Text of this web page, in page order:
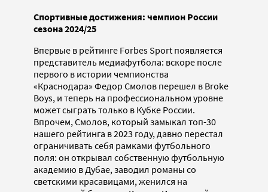
Спортивные достижения: чемпион России
сезона 2024/25
Впервые в рейтинге Forbes Sport появляется
представитель медиафутбола: вскоре после
первого в истории чемпионства
«Краснодара» Федор Смолов перешел в Broke
Boys, и теперь на профессиональном уровне
может сыграть только в Кубке России.
Впрочем, Смолов, который замыкал топ-30
нашего рейтинга в 2023 году, давно перестал
ограничивать себя рамками футбольного
поля: он открывал собственную футбольную
академию в Дубае, заводил романы со
светскими красавицами, женился на